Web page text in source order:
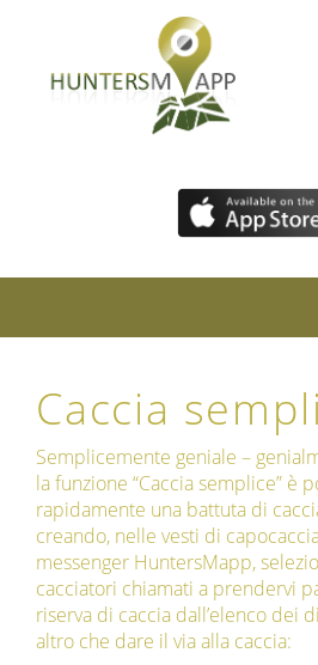
Caccia
Semplicemente geniale –
la funzione “Caccia semplice” è
rapidamente una battuta di
creando, nelle vesti di
messenger HuntersMapp,
cacciatori chiamati a prendervi
riserva di caccia dall’elenco dei
altro che dare il via alla caccia: